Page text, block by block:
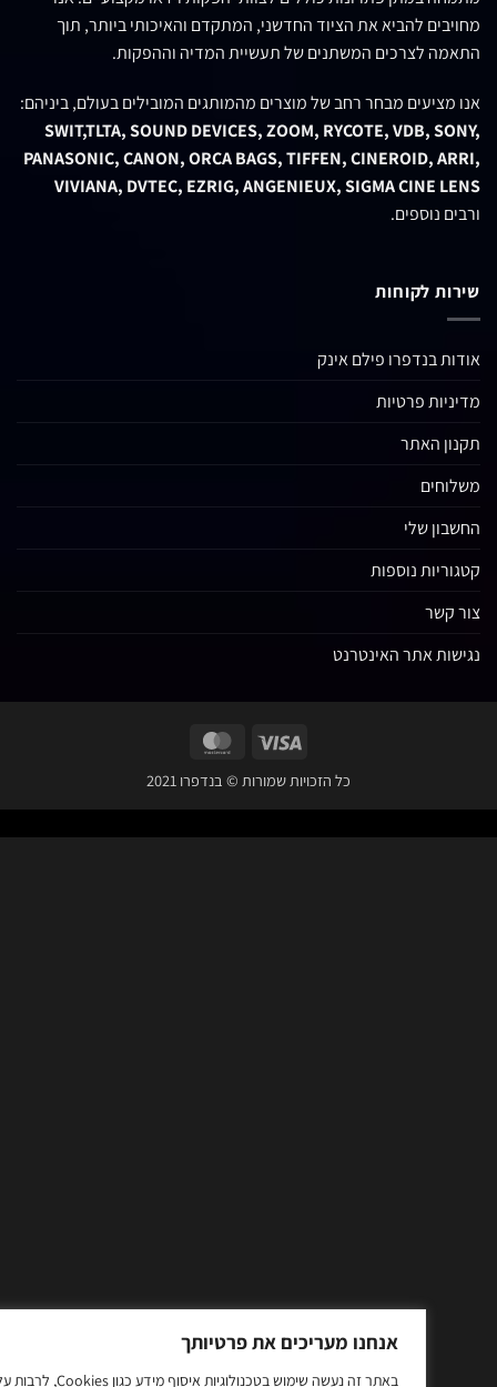
אנחנו מעריכים את פרטיותך
באתר זה נעשה שימוש בטכנולוגיות איסוף מידע כגון Cookies, לרבות על ידי צדדים
להביא את הציוד החדשני, המתקדם והאיכותי ביותר, תוך
המשתנים של תעשיית המדיה וההפקות.
מבחר רחב של מוצרים מהמותגים המובילים בעולם, ביניהם:
SWIT,TLTA, SOUND DEVICES, ZOOM, RYCOTE,
PANASONIC, CANON, ORCA BAGS, TIFFEN,
VIVIANA, DVTEC, EZRIG, ANGENIEUX, SIGMA
פילם אינק
נוספות
האינטרנט
MasterCard
כל הזכויות שמורות © בנדפרו 2021